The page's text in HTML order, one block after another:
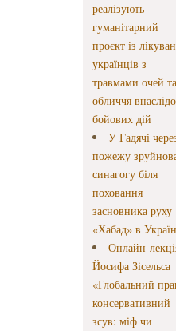
реалізують
гуманітарний
проєкт із
українців з
травмами очей та
обличчя
бойових дій
У Гадячі
пожежу
синагогу біля
поховання
засновника руху
«Хабад» в
Онлайн-
Йосифа Зісельса
«Глобальний
консервативний
зсув: міф чи